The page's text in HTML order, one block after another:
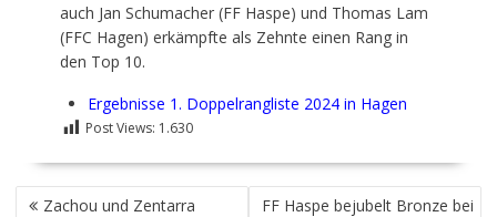
auch Jan Schumacher (FF Haspe) und Thomas Lam
(FFC Hagen) erkämpfte als Zehnte einen Rang in
den Top 10.
Ergebnisse 1. Doppelrangliste 2024 in Hagen
Post Views: 1.630
BEITRAGSNAVIGATION
Zachou und Zentarra
FF Haspe bejubelt Bronze bei